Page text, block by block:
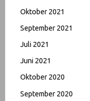
Oktober 2021
September 2021
Juli 2021
Juni 2021
Oktober 2020
September 2020